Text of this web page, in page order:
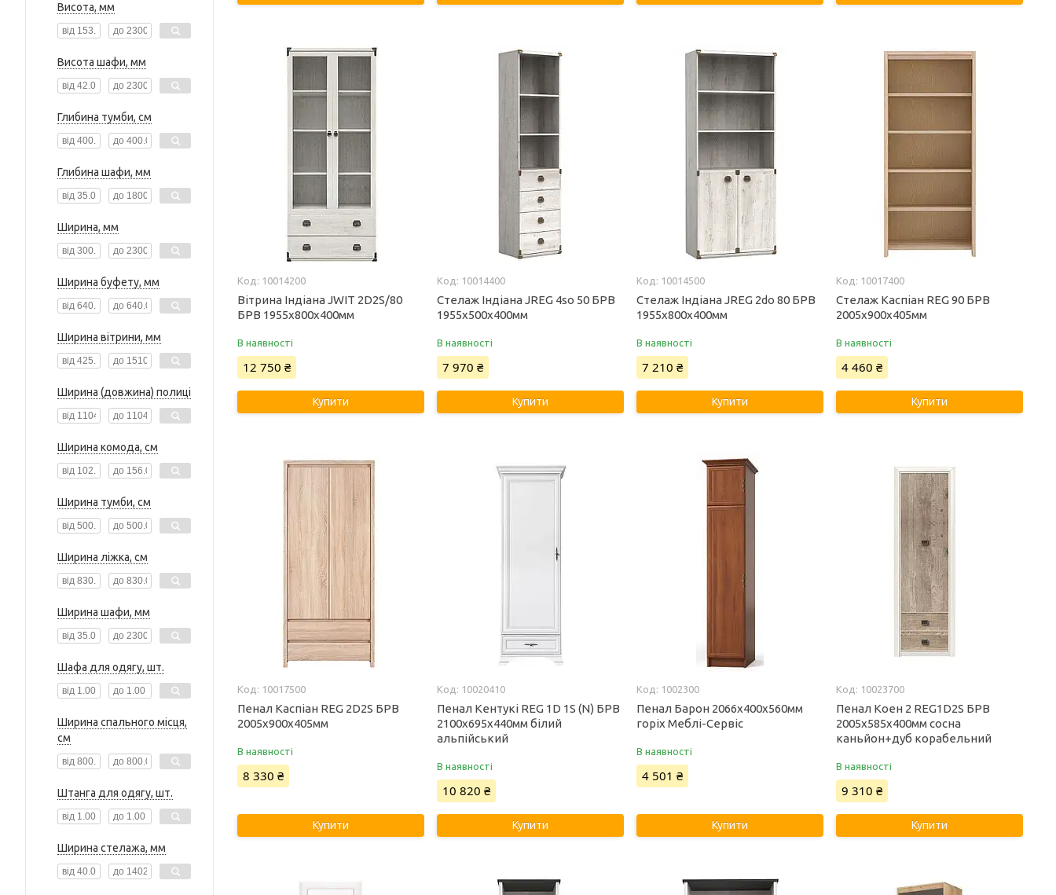
Висота, мм
Висота шафи, мм
Глибина тумби, см
Глибина шафи, мм
Ширина, мм
Ширина буфету, мм
Ширина вітрини, мм
Ширина (довжина) полиці
Ширина комода, см
Ширина тумби, см
Ширина ліжка, см
Ширина шафи, мм
Шафа для одягу, шт.
Ширина спального місця,
см
Штанга для одягу, шт.
Ширина стелажа, мм
10014200
Вітрина Індіана JWIT 2D2S/80
БРВ 1955x800x400мм
В наявності
12 750 ₴
Купити
10014400
Стелаж Індіана JREG 4so 50 БРВ
1955х500х400мм
В наявності
7 970 ₴
Купити
10014500
Стелаж Індіана JREG 2do 80 БРВ
1955х800х400мм
В наявності
7 210 ₴
Купити
10017400
Стелаж Каспіан REG 90 БРВ
2005х900х405мм
В наявності
4 460 ₴
Купити
10017500
Пенал Каспіан REG 2D2S БРВ
2005х900х405мм
В наявності
8 330 ₴
Купити
10020410
Пенал Кентукі REG 1D 1S (N) БРВ
2100х695х440мм білий
альпійський
В наявності
10 820 ₴
Купити
1002300
Пенал Барон 2066х400х560мм
горіх Меблі-Сервіс
В наявності
4 501 ₴
Купити
10023700
Пенал Коен 2 REG1D2S БРВ
2005х585х400мм сосна
каньйон+дуб корабельний
В наявності
9 310 ₴
Купити